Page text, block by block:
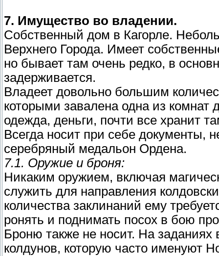
7. Имущество во владении.
Собственный дом в Кагорле.
Верхнего Города. Имеет
но бывает там очень редко, в
задерживается.
Владеет довольно большим
которыми завалена одна из
одежда, деньги, почти все хранит
Всегда носит при себе документы,
серебряный медальон Ордена.
7.1. Оружие и броня:
Никаким оружием, включая
служить для направления
количества заклинаний ему
ронять и поднимать посох в бою
Броню также не носит. На
колдунов, которую часто именуют